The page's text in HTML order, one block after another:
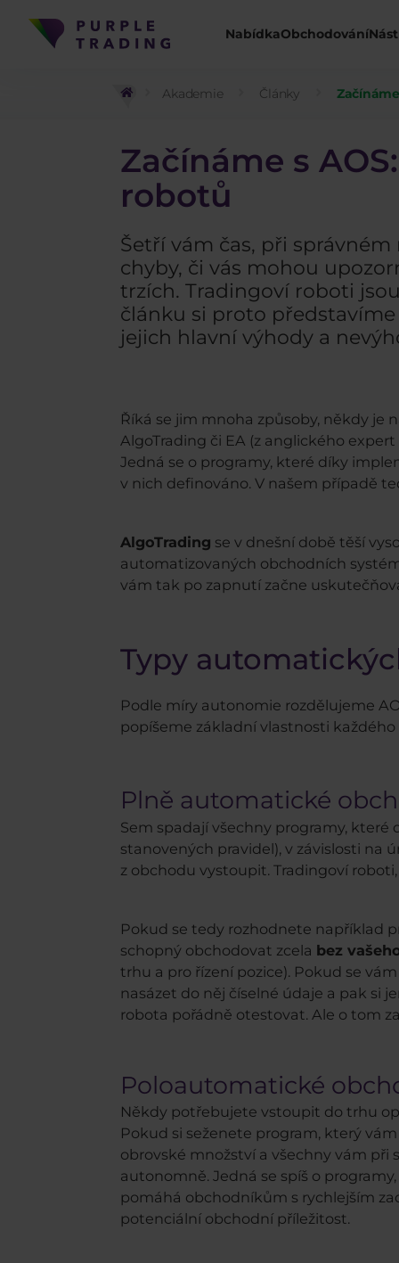
NabídkaObchodování
Akademie Články
Začínáme s
robotů
Šetří vám čas, při
chyby, či vás mohou
trzích. Tradingoví roboti
článku si proto
jejich hlavní výhody a
Říká se jim mnoha způsoby, někdy je
AlgoTrading či EA (z anglického
Jedná se o programy, které díky
v nich definováno. V našem případě
AlgoTrading se v dnešní době těší
automatizovaných obchodních
vám tak po zapnutí začne
Typy
Podle míry autonomie rozdělujeme
popíšeme základní vlastnosti každého
Plně automatické
Sem spadají všechny programy,
stanovených pravidel), v závislosti
z obchodu vystoupit. Tradingoví
Pokud se tedy rozhodnete například
schopný obchodovat zcela bez
trhu a pro řízení pozice). Pokud se
nasázet do něj číselné údaje a pak si
robota pořádně otestovat. Ale o tom
Poloautomatické
Někdy potřebujete vstoupit do trhu
Pokud si seženete program, který
obrovské množství a všechny vám
autonomně. Jedná se spíš o
pomáhá obchodníkům s rychlejším
potenciální obchodní příležitost.